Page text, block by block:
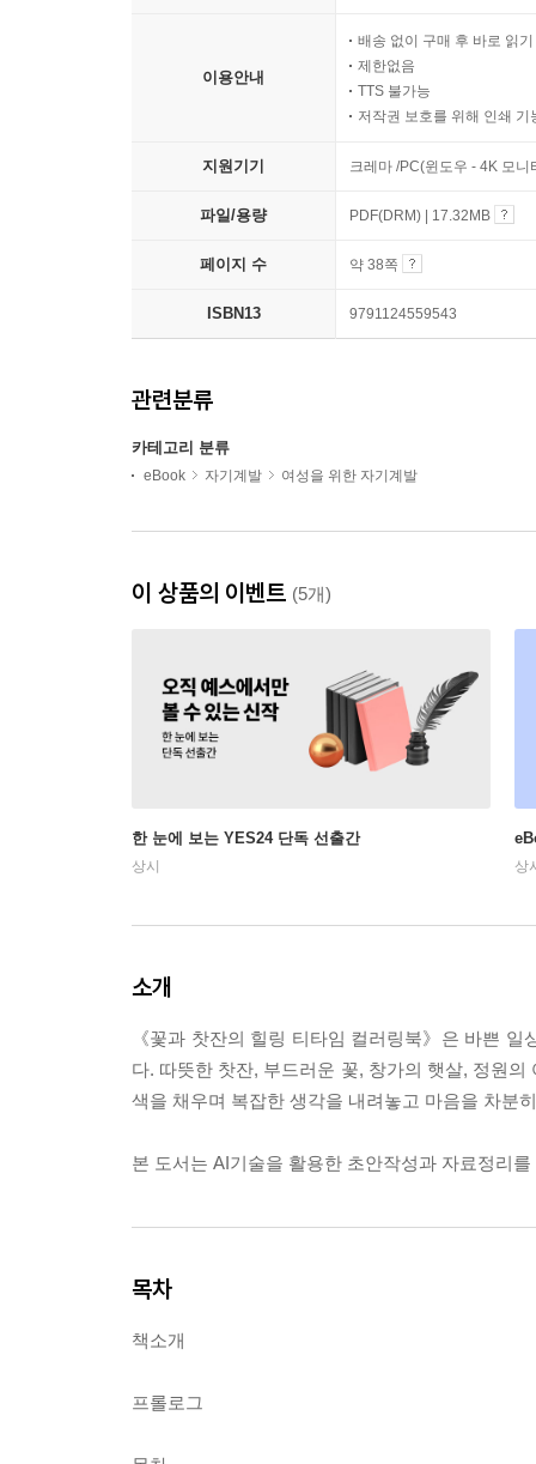
이용안내
배송 없이 구매 후 바로 읽기
제한없음
TTS 불가능
저작권 보호를 위해 인쇄 기
지원기기 크레마 /PC(윈도우 - 4K 모
파일/용량 PDF(DRM) | 17.32MB
페이지 수 약 38쪽
ISBN13 9791124559543
관련분류
카테고리 분류
eBook 자기계발 여성을 위한 자기계발
이 상품의 이벤트 (5개)
한 눈에 보는 YES24 단독 선출간
상시 상
소개
《꽃과 찻잔의 힐링 티타임 컬러링북》은 바쁜
다. 따뜻한 찻잔, 부드러운 꽃, 창가의 햇살, 정원
색을 채우며 복잡한 생각을 내려놓고 마음을 차분
본 도서는 AI기술을 활용한 초안작성과 자료정리
목차
책소개
프롤로그